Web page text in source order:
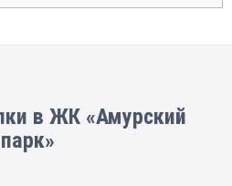
в ЖК «Амурский
парк»